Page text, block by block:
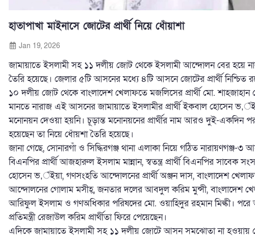
হাতাপাখা মাইনাসে জোটের প্রার্থী নিয়ে ধোঁয়াশা
Jan 19, 2026
জামায়াতে ইসলামী সহ ১১ দলীয় জোট থেকে ইসলামী আন্দোলন বের হয়ে
তৈরি হয়েছে। জেলার ৫টি আসনের মধ্যে ৪টি আসনে জোটের প্রার্থী নিশ্চিত
১০ দলীয় জোট থেকে বাংলাদেশ খেলাফতে মজলিসের প্রার্থী মো.
মানতে নারাজ এই আসনের জামায়াতে ইসলামীর প্রার্থী ইকবাল হোসেন
মনোনয়ন দেওয়া হয়নি। চূড়ান্ত মনোনয়নের প্রার্থীর নাম আরও দুই-একদিন
হয়েছেন তা নিয়ে ধোঁয়শা তৈরি হয়েছে।
জানা গেছে, সোনারগাঁ ও সিদ্ধিরগঞ্জ থানা এলাকা নিয়ে গঠিত নারায়ণগঞ্জ-৩
বিএনপির প্রার্থী আজহারুল ইসলাম মান্নান, স্বতন্ত্র প্রার্থী বিএনপির সাবেক
হোসেন ভ‚ঁইয়া, গণসংহতি আন্দোলনের প্রার্থী অঞ্জন দাস, বাংলাদেশ
আন্দোলনের গোলাম মসীহ্, জনতার দলের আবদুল করিম মুন্সী, বাংলাদেশ
আরিফুল ইসলাম ও গণঅধিকার পরিষদের মো. ওয়াহিদুর রহমান মিল্কী। পরে
প্রতিমন্ত্রী রেজাউল করিম প্রার্থীতা ফিরে পেয়েছেন।
এদিকে জামায়াতে ইসলামী সহ ১১ দলীয় জোটে আসন সমঝোতা না